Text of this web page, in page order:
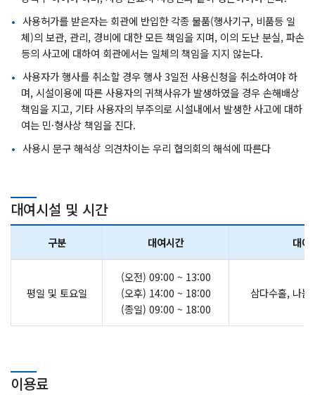
사용허가를 받은자는 회관에 반입한 각종 물품(행사기구, 비품등 일
체)의 보관, 관리, 경비에 대한 모든 책임을 지며, 이의 도난 분실, 파손
등의 사고에 대하여 회관에서는 일체의 책임을 지지 않는다.
사용자가 행사를 취소할 경우 행사 3일전 사용신청을 취소하여야 하
며, 시설이용에 따른 사용자의 귀책사유가 발생하였을 경우 손해배상
책임을 지고, 기타 사용자의 부주의로 시설내에서 발생한 사고에 대하
여는 민·형사상 책임을 진다.
사용시 문구 해석상 의견차이는 우리 협의회의 해석에 따른다
대여시설 및 시간
구분 대여시간 대여
평일 및 토요일
(오전) 09:00 ~ 13:00
(오후) 14:00 ~ 18:00
(종일) 09:00 ~ 18:00
삼다수홀, 나눔
이용료